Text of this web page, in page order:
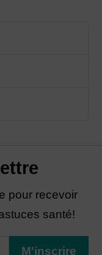
pour recevoir
santé!